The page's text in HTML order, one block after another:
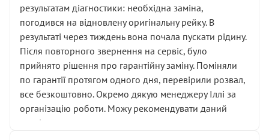
результатам діагностики: необхідна заміна,
погодився на відновлену оригінальну рейку. В
результаті через тиждень вона почала пускати рідину.
Після повторного звернення на сервіс, було
прийнято рішення про гарантійну заміну. Поміняли
по гарантії протягом одного дня, перевірили розвал,
все безкоштовно. Окремо дякую менеджеру Іллі за
організацію роботи. Можу рекомендувати даний
сервіс.